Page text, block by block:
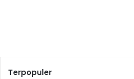
Terpopuler